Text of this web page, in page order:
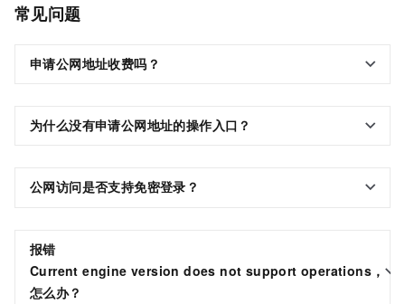
常见问题
申请公网地址收费吗？
为什么没有申请公网地址的操作入口？
公网访问是否支持免密登录？
报错
Current engine version does not support operations，
怎么办？